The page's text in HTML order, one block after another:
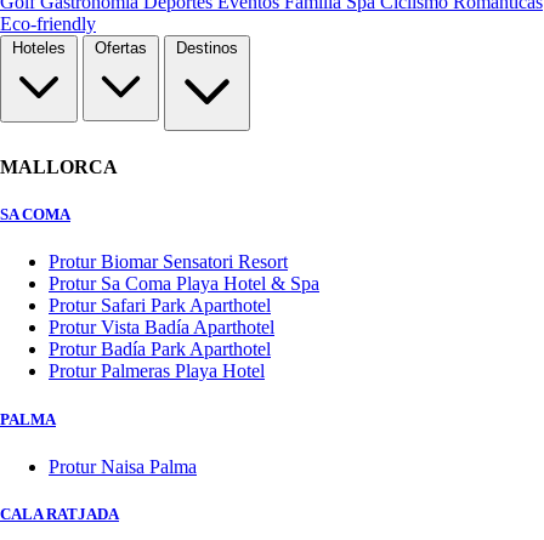
Eco-friendly
MALLORCA
SA COMA
Protur Biomar Sensatori Resort
Protur Sa Coma Playa Hotel & Spa
Protur Safari Park Aparthotel
Protur Vista Badía Aparthotel
Protur Badía Park Aparthotel
Protur Palmeras Playa Hotel
PALMA
Protur Naisa Palma
CALA RATJADA